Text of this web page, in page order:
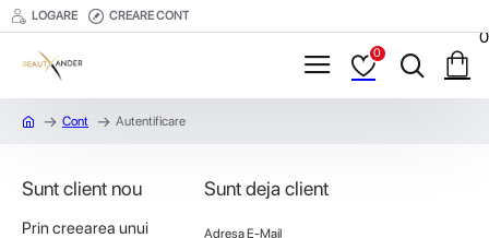
LOGARE CREARE CONT
0
0
Cont Autentificare
Sunt client nou
Prin creearea unui
Sunt deja client
Adresa E-Mail